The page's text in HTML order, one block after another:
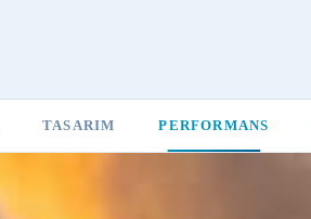
TASARIM PERFORMANS